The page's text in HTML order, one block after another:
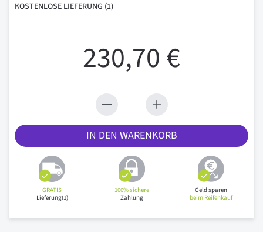
KOSTENLOSE LIEFERUNG (1)
230,70 €
IN DEN WARENKORB
GRATIS
Lieferung(1)
100% sichere
Zahlung
Geld sparen
beim Reifenkauf